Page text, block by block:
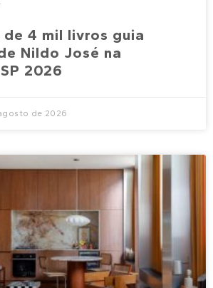
4 mil livros guia
Nildo José na
2026
de 2026